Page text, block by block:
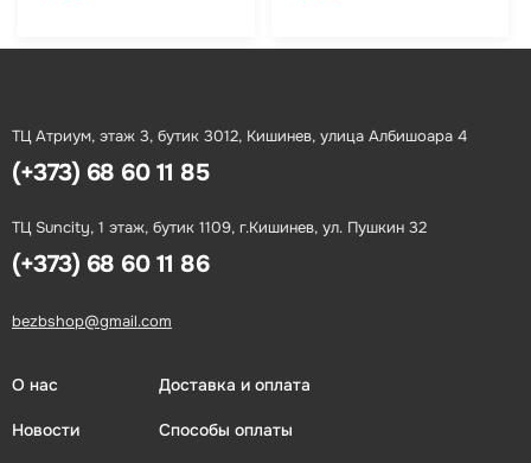
ТЦ Атриум, этаж 3, бутик 3012, Кишинев, улица Албишоара 4
(+373) 68 60 11 85
ТЦ Suncity, 1 этаж, бутик 1109, г.Кишинев, ул. Пушкин 32
(+373) 68 60 11 86
bezbshop@gmail.com
О нас
Новости
Доставка и оплата
Способы оплаты